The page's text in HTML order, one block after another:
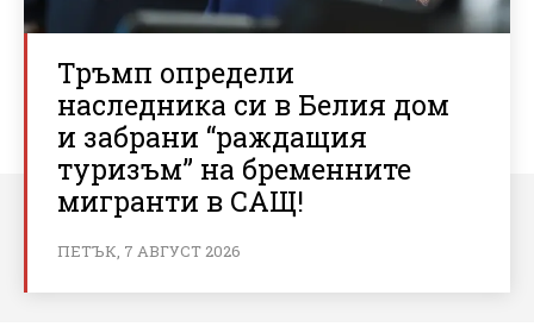
Тръмп определи
наследника си в Белия дом
и забрани “раждащия
туризъм” на бременните
мигранти в САЩ!
ПЕТЪК, 7 АВГУСТ 2026